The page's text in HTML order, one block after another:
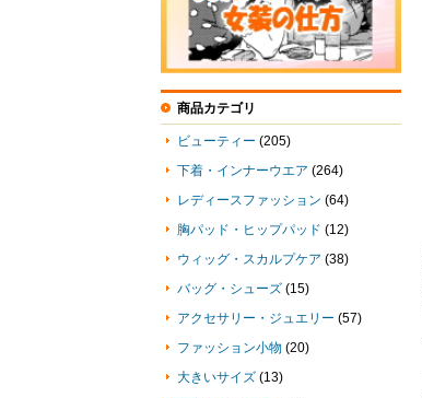
商品カテゴリ
ビューティー (205)
下着・インナーウエア (264)
レディースファッション (64)
胸パッド・ヒップパッド (12)
ウィッグ・スカルプケア (38)
バッグ・シューズ (15)
アクセサリー・ジュエリー (57)
ファッション小物 (20)
大きいサイズ (13)